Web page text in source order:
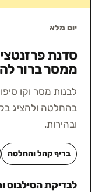
יום מלא
סדנת
ממסר ברור
לבנות מסר וקו
בהחלטה ולהציג
ובהירות.
בריף קהל והחלטה
לבדיקת